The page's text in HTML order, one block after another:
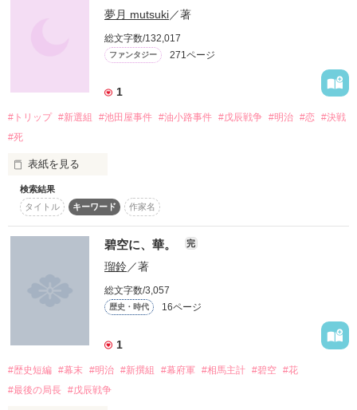
《注意》できるだけ史実に沿うよう心掛け、
この物語はフィクションです。
また、戦争に関して差別的、残忍な表現があることを
ご了承してお読みください。
同時進行しております。
シリーズ２作目です。
いつも 笑って 幸せに
暮らして いますように………。
日本中が混乱した『戊辰戦争』
官軍の 怒りを買った、
夢月 mutsuki／著
総文字数/132,017
ファンタジー 271ページ
1
#トリップ #新選組 #池田屋事件 #油小路事件 #戊辰戦争 #明治 #恋 #決戦
#死
表紙を見る
幕末へタイムトリップしてしまった主人公
杉崎愛望
×
新選組最強と言われた剣士
「新選組に弱い奴はいらねぇ。
心を鬼にして刀を振るえ。」
「忘れる必要なんてないと思います。
しても心と心でつながっていると俺は思っています。
検索結果
タイトル
キーワード 作家名
碧空に、華。 完
瑠鈴／著
総文字数/3,057
歴史・時代 16ページ
1
#歴史短編 #幕末 #明治 #新撰組 #幕府軍 #相馬主計 #碧空 #花
#最後の局長 #戊辰戦争